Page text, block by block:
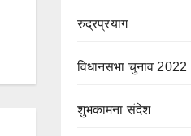
रुद्रप्रयाग
विधानसभा चुनाव 2022
शुभकामना संदेश